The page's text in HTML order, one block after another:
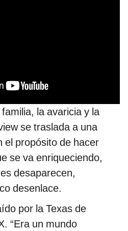
la avaricia y la
se traslada a una
el propósito de hacer
se va enriqueciendo,
desaparecen,
desenlace.
por la Texas de
“Era un mundo